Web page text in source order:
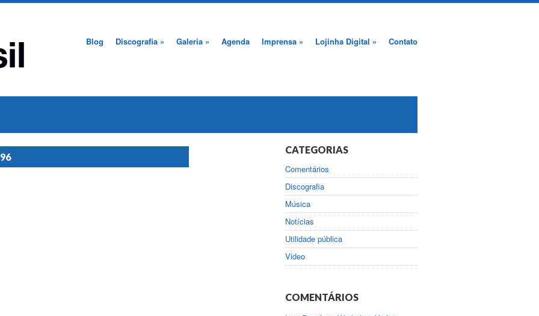
Blog Discografia » Galeria » Agenda Imprensa » Lojinha Digital » Contato
CATEGORIAS
Comentários
Discografia
Música
Notícias
Utilidade pública
Video
COMENTÁRIOS